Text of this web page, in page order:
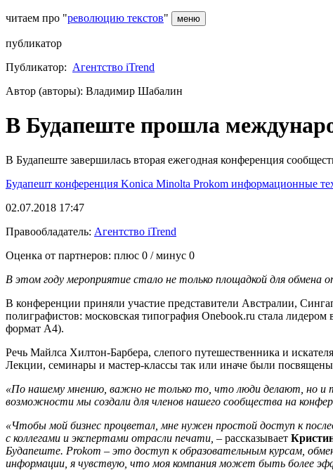
читаем про "революцию текстов" меню
публикатор
Публикатор: Агентство iTrend
Автор (авторы): Владимир Шабалин
В Будапеште прошла
В Будапеште завершилась вторая ежегодная конференция
Будапешт конференция Konica Minolta Prokom информационные
02.07.2018 17:47
Правообладатель: Агентство iTrend
Оценка от партнеров: плюс 0 / минус 0
В этом году мероприятие стало не только площадкой для обмена
В конференции приняли участие представители Австралии,
полиграфистов: московская типография Onebook.ru стала
формат А4).
Речь Майлса Хилтон-Барбера, слепого путешественника и
Лекции, семинары и мастер-классы так или иначе были
«По нашему мнению, важно не только то, что люди делают, но и
возможности мы создали для членов нашего сообщества на
«Чтобы мой бизнес процветал, мне нужен простой доступ к
с коллегами и экспертами отрасли печати, – рассказывает
Будапеште. Prokom – это доступ к образовательным курсам,
информации, я чувствую, что моя компания может быть более